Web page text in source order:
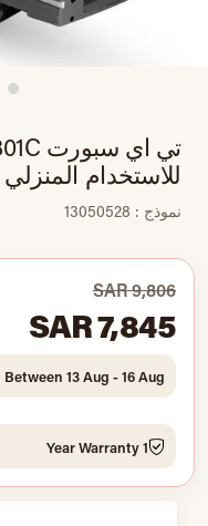
للاستخدام المنزلي - 3
نموذج : 13050528
SAR 9,806
SAR 7,845
13 Aug - 16 Aug
1 Year Warranty